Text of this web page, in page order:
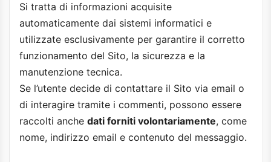
Si tratta di informazioni acquisite
automaticamente dai sistemi informatici e
utilizzate esclusivamente per garantire il corretto
funzionamento del Sito, la sicurezza e la
manutenzione tecnica.
Se l’utente decide di contattare il Sito via email o
di interagire tramite i commenti, possono essere
raccolti anche dati forniti volontariamente, come
nome, indirizzo email e contenuto del messaggio.